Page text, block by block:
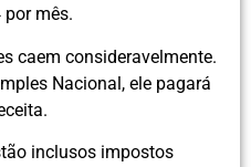
por mês.
caem consideravelmente.
Nacional, ele pagará
inclusos impostos